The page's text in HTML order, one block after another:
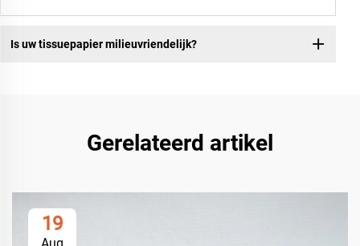
Is uw tissuepapier milieuvriendelijk?
Gerelateerd artikel
19